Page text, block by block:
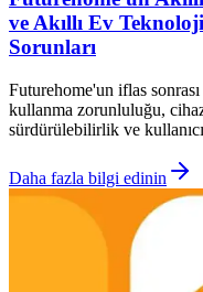
ve Akıllı Ev
Sorunları
Futurehome'un iflas sonrası
kullanma zorunluluğu,
sürdürülebilirlik ve kullanıcı
Daha fazla bilgi edinin